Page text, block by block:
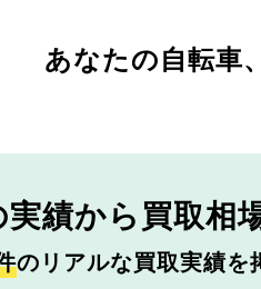
あなたの自転車、
績から 買取相
のリアルな買取実績を